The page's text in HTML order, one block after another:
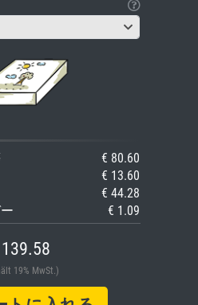
€ 80.60
€ 13.60
€ 44.28
€ 1.09
19% MwSt.)